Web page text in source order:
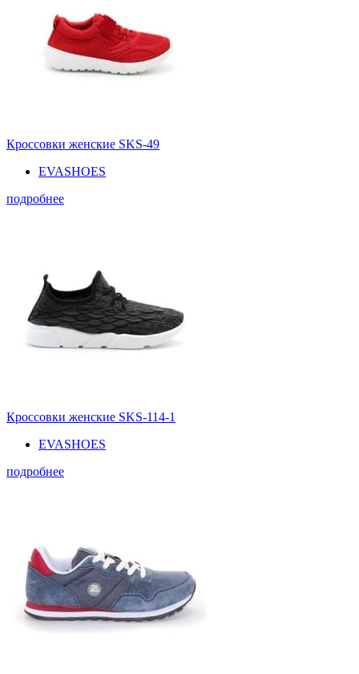
Кроссовки женские SKS-49
EVASHOES
подробнее
Кроссовки женские SKS-114-1
EVASHOES
подробнее